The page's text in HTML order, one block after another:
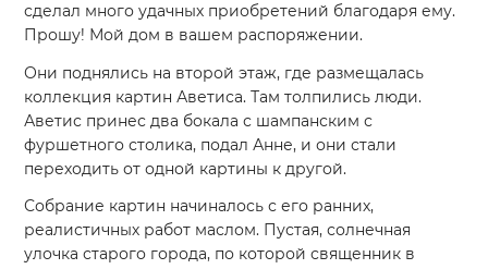
сделал много удачных приобретений благодаря ему.
Прошу! Мой дом в вашем распоряжении.
Они поднялись на второй этаж, где размещалась
коллекция картин Аветиса. Там толпились люди.
Аветис принес два бокала с шампанским с
фуршетного столика, подал Анне, и они стали
переходить от одной картины к другой.
Собрание картин начиналось с его ранних,
реалистичных работ маслом. Пустая, солнечная
улочка старого города, по которой священник в